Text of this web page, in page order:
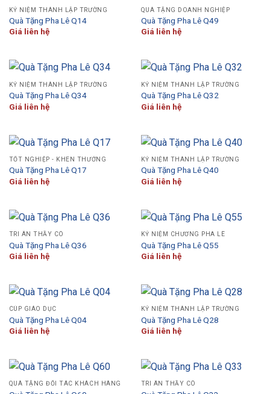
KỶ NIỆM THÀNH LẬP TRƯỜNG
Quà Tặng Pha Lê Q14
Giá liên hệ
QUÀ TẶNG DOANH NGHIỆP
Quà Tặng Pha Lê Q49
Giá liên hệ
KỶ NIỆM THÀNH LẬP TRƯỜNG
Quà Tặng Pha Lê Q34
Giá liên hệ
KỶ NIỆM THÀNH LẬP TRƯỜNG
Quà Tặng Pha Lê Q32
Giá liên hệ
TỐT NGHIỆP - KHEN THƯỞNG
Quà Tặng Pha Lê Q17
Giá liên hệ
KỶ NIỆM THÀNH LẬP TRƯỜNG
Quà Tặng Pha Lê Q40
Giá liên hệ
TRI ÂN THẦY CÔ
Quà Tặng Pha Lê Q36
Giá liên hệ
KỶ NIỆM CHƯƠNG PHA LÊ
Quà Tặng Pha Lê Q55
Giá liên hệ
CÚP GIÁO DỤC
Quà Tặng Pha Lê Q04
Giá liên hệ
KỶ NIỆM THÀNH LẬP TRƯỜNG
Quà Tặng Pha Lê Q28
Giá liên hệ
QUÀ TẶNG ĐỐI TÁC KHÁCH HÀNG TRI ÂN THẦY CÔ